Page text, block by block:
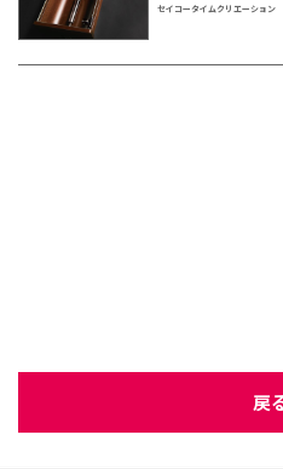
セイコータイムクリエーション
戻